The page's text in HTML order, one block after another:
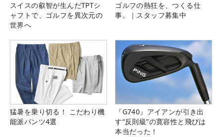
スイスの叡智が生んだTPTシ
ャフトで、ゴルフを異次元の
世界へ
ゴルフの熱狂を、つくる仕
事。｜スタッフ募集中
猛暑を乗り切る！ こだわり機
能派パンツ4選
『G740』アイアンが引き出
す“反則級”の寛容性と飛びは
本当だった！